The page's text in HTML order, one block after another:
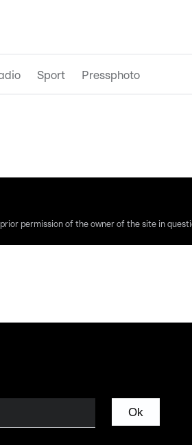
Sport Pressphoto
permission of the owner of the site in
Ok